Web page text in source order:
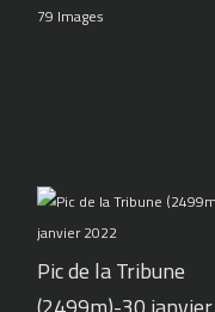
79 Images
Pic de la Tribune